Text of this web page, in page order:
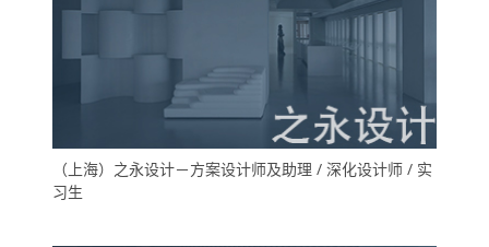
（上海）之永设计－方案设计师及助理 / 深化设计师 / 实
习生